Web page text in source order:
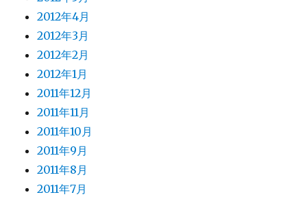
2012年4月
2012年3月
2012年2月
2012年1月
2011年12月
2011年11月
2011年10月
2011年9月
2011年8月
2011年7月